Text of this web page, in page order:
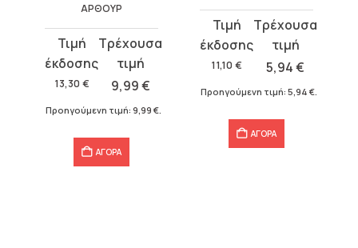
ΑΡΘΟΥΡ
13,30 €
Original
price
was:
13,30 €.
9,99€
τρέχουσα
τιμή
Προηγούμενη τιμή: 9,99 €
ΑΓΟΡΑ
11,10 €
Original
price
was:
11,10 €.
5,94€
τρέχουσα
τιμή
Προηγούμενη τιμή: 5,94 €.
ΑΓΟΡΑ